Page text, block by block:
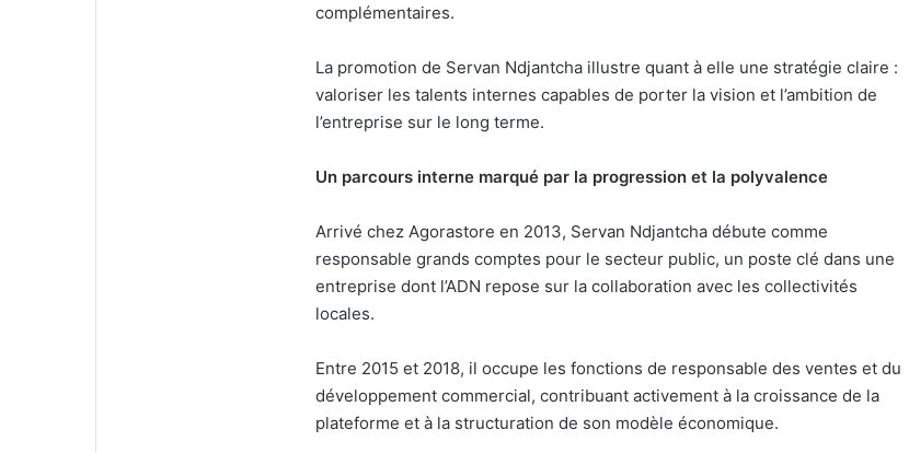
complémentaires.
La promotion de Servan Ndjantcha illustre quant à elle une stratégie claire :
valoriser les talents internes capables de porter la vision et l’ambition de
l’entreprise sur le long terme.
Un parcours interne marqué par la progression et la polyvalence
Arrivé chez Agorastore en 2013, Servan Ndjantcha débute comme
responsable grands comptes pour le secteur public, un poste clé dans une
entreprise dont l’ADN repose sur la collaboration avec les collectivités
locales.
Entre 2015 et 2018, il occupe les fonctions de responsable des ventes et du
développement commercial, contribuant activement à la croissance de la
plateforme et à la structuration de son modèle économique.